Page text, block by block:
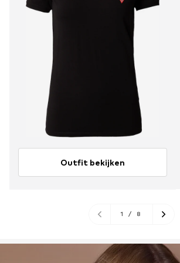
Outfit bekijken
1 / 8